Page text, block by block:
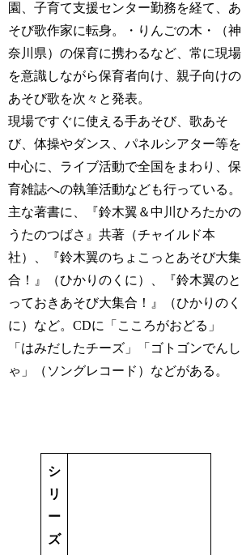
園、子育て支援センター勤務を経て、あ
そび歌作家に転身。・りんごの木・（神
奈川県）の保育に携わるなど、常に現場
を意識しながら保育者向け、親子向けの
あそび歌を次々と発表。
現場ですぐに使える手あそび、歌あそ
び、体操やダンス、パネルシアター等を
中心に、ライブ活動で全国をまわり、保
育雑誌への執筆活動なども行っている。
主な著書に、『鈴木翼＆中川ひろたかの
うたのつばさ』共著（チャイルド本
社）、『鈴木翼のちょこっとあそび大集
合！』（ひかりのくに）、『鈴木翼のと
っておきあそび大集合！』（ひかりのく
に）など。CDに「こころがおどる」
「はみだしたチーズ」「ゴトゴンでんし
ゃ」（ソングレコード）などがある。
シ
リ
ー
ズ